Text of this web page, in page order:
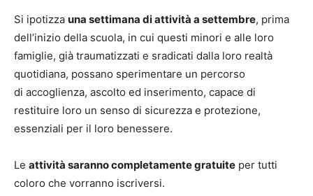
Si ipotizza una settimana di attività a settembre, prima
dell’inizio della scuola, in cui questi minori e alle loro
famiglie, già traumatizzati e sradicati dalla loro realtà
quotidiana, possano sperimentare un percorso
di accoglienza, ascolto ed inserimento, capace di
restituire loro un senso di sicurezza e protezione,
essenziali per il loro benessere.
Le attività saranno completamente gratuite per tutti
coloro che vorranno iscriversi.